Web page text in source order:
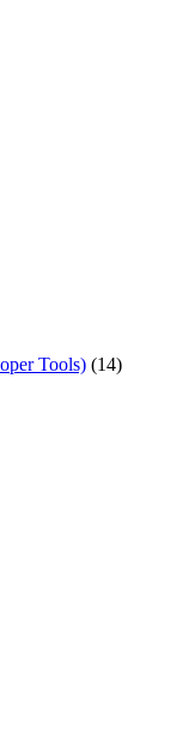
Tools) (14)